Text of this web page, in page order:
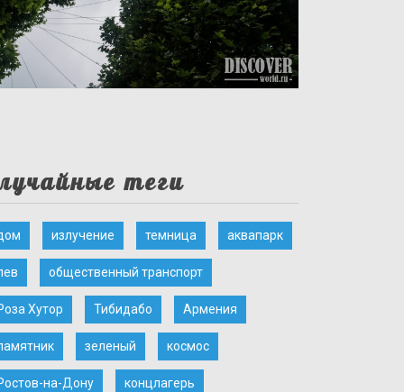
теги
излучение темница аквапарк
общественный транспорт
Хутор Тибидабо Армения
зеленый космос
на-Дону концлагерь